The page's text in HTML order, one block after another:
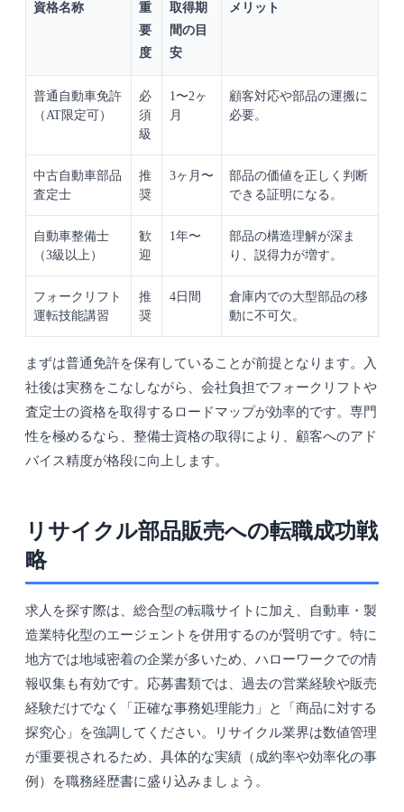
資格名称
重
要
度
取得期
間の目
安
メリット
普通自動車免許
（AT限定可）
必
須
級
1〜2ヶ
月
顧客対応や部品の運搬に
必要。
中古自動車部品
査定士
推
奨
3ヶ月〜
部品の価値を正しく判断
できる証明になる。
自動車整備士
（3級以上）
歓
迎
1年〜
部品の構造理解が深ま
り、説得力が増す。
フォークリフト
運転技能講習
推
奨
4日間
倉庫内での大型部品の移
動に不可欠。
まずは普通免許を保有していることが前提となります。入
社後は実務をこなしながら、会社負担でフォークリフトや
査定士の資格を取得するロードマップが効率的です。専門
性を極めるなら、整備士資格の取得により、顧客へのアド
バイス精度が格段に向上します。
リサイクル部品販売への転職成功戦
略
求人を探す際は、総合型の転職サイトに加え、自動車・製
造業特化型のエージェントを併用するのが賢明です。特に
地方では地域密着の企業が多いため、ハローワークでの情
報収集も有効です。応募書類では、過去の営業経験や販売
経験だけでなく「正確な事務処理能力」と「商品に対する
探究心」を強調してください。リサイクル業界は数値管理
が重要視されるため、具体的な実績（成約率や効率化の事
例）を職務経歴書に盛り込みましょう。